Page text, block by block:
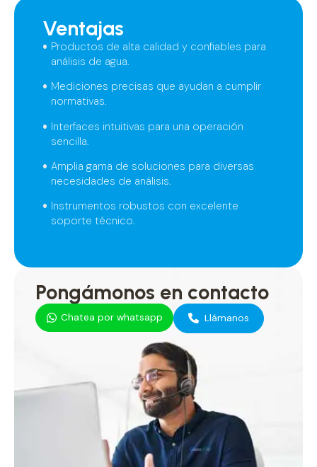
Ventajas
Productos de alta calidad y confiables para
análisis de agua.
Mediciones precisas que ayudan a cumplir
normativas.
Interfaces intuitivas para una operación
sencilla.
Amplia gama de soluciones para diversas
necesidades de análisis.
Instrumentos robustos con excelente
soporte técnico.
Pongámonos en contacto
Chatea por whatsapp Llámanos